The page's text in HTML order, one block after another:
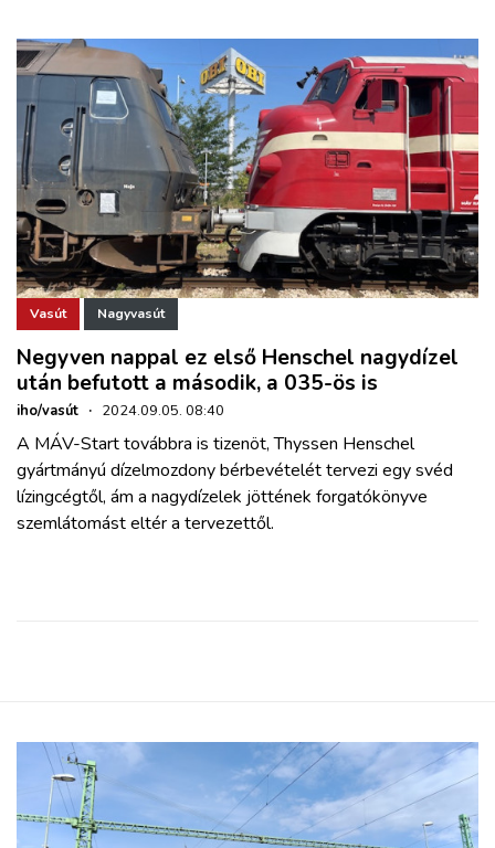
Vasút Nagyvasút
Negyven nappal ez első Henschel nagydízel
után befutott a második, a 035-ös is
iho/vasút · 2024.09.05. 08:40
A MÁV-Start továbbra is tizenöt, Thyssen Henschel
gyártmányú dízelmozdony bérbevételét tervezi egy svéd
lízingcégtől, ám a nagydízelek jöttének forgatókönyve
szemlátomást eltér a tervezettől.